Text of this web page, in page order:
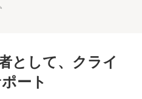
として、クライ
ート